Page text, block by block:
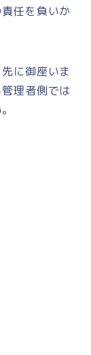
任を負いか
に御座いま
理者側では